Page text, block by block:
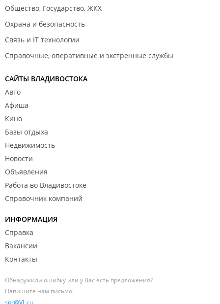
Общество, Государство, ЖКХ
Охрана и безопасность
Связь и IT технологии
Справочные, оперативные и экстренные службы
САЙТЫ ВЛАДИВОСТОКА
Авто
Афиша
Кино
Базы отдыха
Недвижимость
Новости
Объявления
Работа во Владивостоке
Справочник компаний
ИНФОРМАЦИЯ
Справка
Вакансии
Контакты
Обнаружили ошибку или у Вас есть предложения?
Напишите нам письмо: